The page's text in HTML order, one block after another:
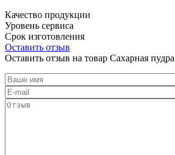
Качество продукции
Уровень сервиса
Срок изготовления
Оставить отзыв
Оставить отзыв на товар Сахарная пудра